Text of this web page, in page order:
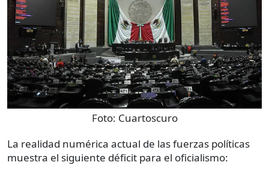
Foto: Cuartoscuro
La realidad numérica actual de las fuerzas políticas
muestra el siguiente déficit para el oficialismo: